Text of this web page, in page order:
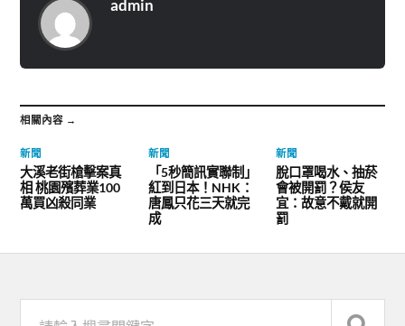
admin
相關內容 →
新聞
大溪老街槍擊案真
相 桃園殯葬業100
萬買凶殺同業
新聞
「5秒簡訊實聯制」
紅到日本！NHK：
唐鳳只花三天就完
成
新聞
脫口罩喝水、抽菸
會被開罰？侯友
宜：故意不戴就開
罰